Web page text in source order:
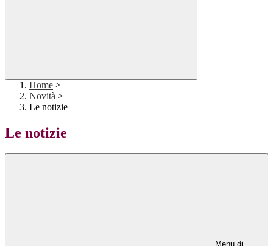
Home >
Novità >
Le notizie
Le notizie
Menu di